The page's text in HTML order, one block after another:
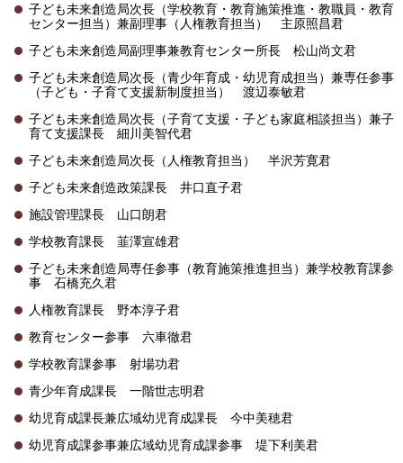
子ども未来創造局次長（学校教育・教育施策推進・教職員・教育
センター担当）兼副理事（人権教育担当） 主原照昌君
子ども未来創造局副理事兼教育センター所長 松山尚文君
子ども未来創造局次長（青少年育成・幼児育成担当）兼専任参事
（子ども・子育て支援新制度担当） 渡辺泰敏君
子ども未来創造局次長（子育て支援・子ども家庭相談担当）兼子
育て支援課長 細川美智代君
子ども未来創造局次長（人権教育担当） 半沢芳寛君
子ども未来創造政策課長 井口直子君
施設管理課長 山口朗君
学校教育課長 韮澤宣雄君
子ども未来創造局専任参事（教育施策推進担当）兼学校教育課参
事 石橋充久君
人権教育課長 野本淳子君
教育センター参事 六車徹君
学校教育課参事 射場功君
青少年育成課長 一階世志明君
幼児育成課長兼広域幼児育成課長 今中美穂君
幼児育成課参事兼広域幼児育成課参事 堤下利美君